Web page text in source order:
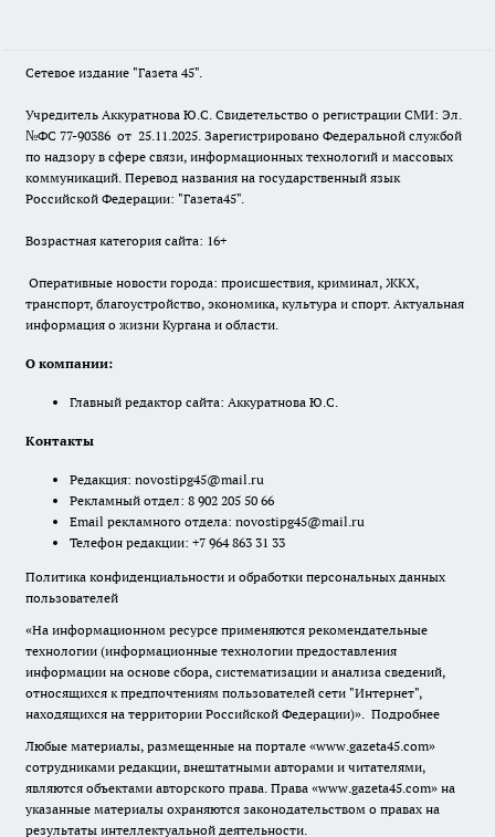
Сетевое издание "Газета 45".
Учредитель Аккуратнова Ю.С. Свидетельство о регистрации СМИ: Эл.
№ФС 77-90386 от 25.11.2025. Зарегистрировано Федеральной службой
по надзору в сфере связи, информационных технологий и массовых
коммуникаций. Перевод названия на государственный язык
Российской Федерации: "Газета45".
Возрастная категория сайта: 16+
Оперативные новости города: происшествия, криминал, ЖКХ,
транспорт, благоустройство, экономика, культура и спорт. Актуальная
информация о жизни Кургана и области.
О компании:
Главный редактор сайта: Аккуратнова Ю.С.
Контакты
Редакция: novostipg45@mail.ru
Рекламный отдел: 8 902 205 50 66
Email рекламного отдела: novostipg45@mail.ru
Телефон редакции: +7 964 863 31 33
Политика конфиденциальности и обработки персональных данных
пользователей
«На информационном ресурсе применяются рекомендательные
технологии (информационные технологии предоставления
информации на основе сбора, систематизации и анализа сведений,
относящихся к предпочтениям пользователей сети "Интернет",
находящихся на территории Российской Федерации)». Подробнее
Любые материалы, размещенные на портале «www.gazeta45.com»
сотрудниками редакции, внештатными авторами и читателями,
являются объектами авторского права. Права «www.gazeta45.com» на
указанные материалы охраняются законодательством о правах на
результаты интеллектуальной деятельности.